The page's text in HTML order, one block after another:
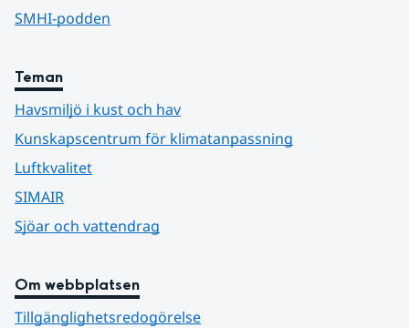
SMHI-podden
Teman
Havsmiljö i kust och hav
Kunskapscentrum för klimatanpassning
Luftkvalitet
SIMAIR
Sjöar och vattendrag
Om webbplatsen
Tillgänglighetsredogörelse